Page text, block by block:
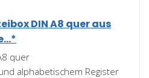
DIN A8 quer aus
quer
alphabetischem Register